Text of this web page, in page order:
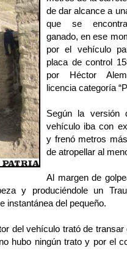
de dar alcance a
que se
ganado, en ese
por el vehículo
placa de control
por Héctor
licencia categoría
Según la versión
vehículo iba con
y frenó metros
de atropellar al
Al margen de
y produciéndole un
instantánea del pequeño.
del vehículo trató de
hubo ningún trato y por el